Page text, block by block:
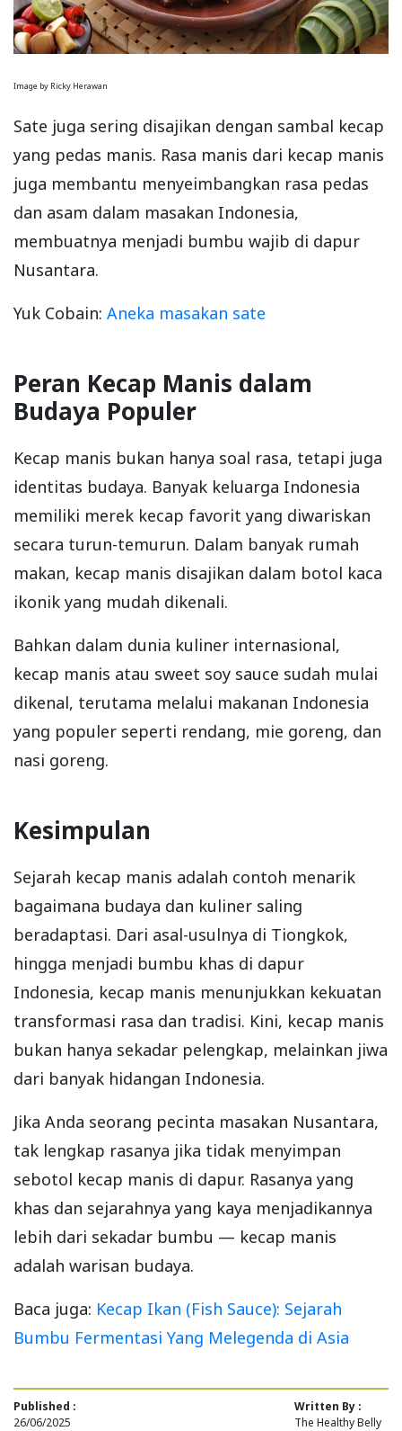
Image by Ricky Herawan
Sate juga sering disajikan dengan sambal kecap
yang pedas manis. Rasa manis dari kecap manis
juga membantu menyeimbangkan rasa pedas
dan asam dalam masakan Indonesia,
membuatnya menjadi bumbu wajib di dapur
Nusantara.
Yuk Cobain: Aneka masakan sate
Peran Kecap Manis dalam
Budaya Populer
Kecap manis bukan hanya soal rasa, tetapi juga
identitas budaya. Banyak keluarga Indonesia
memiliki merek kecap favorit yang diwariskan
secara turun-temurun. Dalam banyak rumah
makan, kecap manis disajikan dalam botol kaca
ikonik yang mudah dikenali.
Bahkan dalam dunia kuliner internasional,
kecap manis atau sweet soy sauce sudah mulai
dikenal, terutama melalui makanan Indonesia
yang populer seperti rendang, mie goreng, dan
nasi goreng.
Kesimpulan
Sejarah kecap manis adalah contoh menarik
bagaimana budaya dan kuliner saling
beradaptasi. Dari asal-usulnya di Tiongkok,
hingga menjadi bumbu khas di dapur
Indonesia, kecap manis menunjukkan kekuatan
transformasi rasa dan tradisi. Kini, kecap manis
bukan hanya sekadar pelengkap, melainkan jiwa
dari banyak hidangan Indonesia.
Jika Anda seorang pecinta masakan Nusantara,
tak lengkap rasanya jika tidak menyimpan
sebotol kecap manis di dapur. Rasanya yang
khas dan sejarahnya yang kaya menjadikannya
lebih dari sekadar bumbu — kecap manis
adalah warisan budaya.
Baca juga: Kecap Ikan (Fish Sauce): Sejarah
Bumbu Fermentasi Yang Melegenda di Asia
Published :
26/06/2025
Written By :
The Healthy Belly